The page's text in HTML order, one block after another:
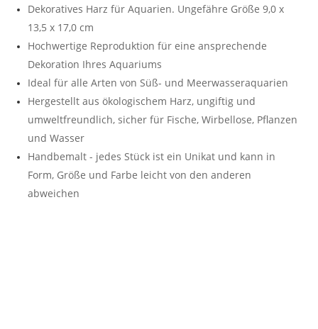
Dekoratives Harz für Aquarien. Ungefähre Größe 9,0 x
13,5 x 17,0 cm
Hochwertige Reproduktion für eine ansprechende
Dekoration Ihres Aquariums
Ideal für alle Arten von Süß- und Meerwasseraquarien
Hergestellt aus ökologischem Harz, ungiftig und
umweltfreundlich, sicher für Fische, Wirbellose, Pflanzen
und Wasser
Handbemalt - jedes Stück ist ein Unikat und kann in
Form, Größe und Farbe leicht von den anderen
abweichen